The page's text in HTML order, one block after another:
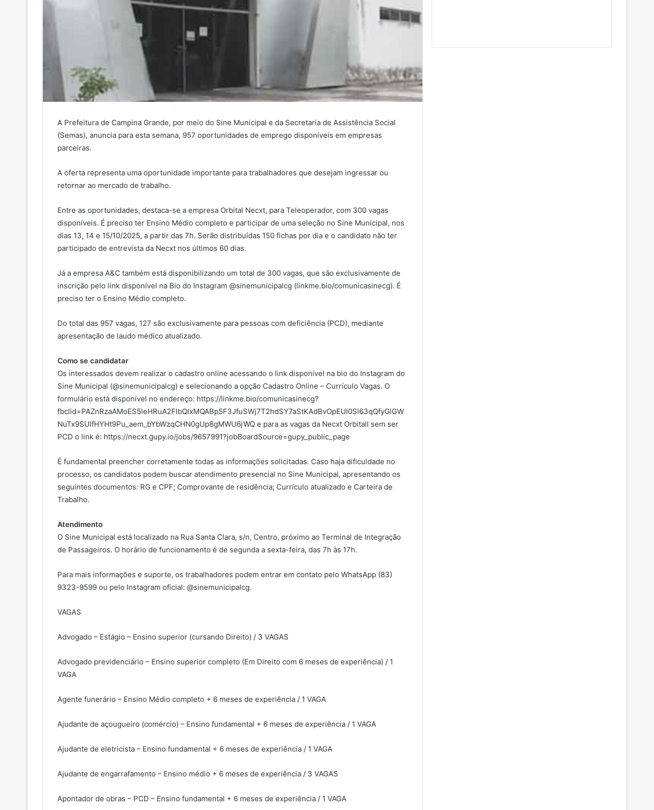
A Prefeitura de Campina Grande, por meio do Sine Municipal e da Secretaria de Assistência Social
(Semas), anuncia para esta semana, 957 oportunidades de emprego disponíveis em empresas
parceiras.
A oferta representa uma oportunidade importante para trabalhadores que desejam ingressar ou
retornar ao mercado de trabalho.
Entre as oportunidades, destaca-se a empresa Orbital Necxt, para Teleoperador, com 300 vagas
disponíveis. É preciso ter Ensino Médio completo e participar de uma seleção no Sine Municipal, nos
dias 13, 14 e 15/10/2025, a partir das 7h. Serão distribuídas 150 fichas por dia e o candidato não ter
participado de entrevista da Necxt nos últimos 60 dias.
Já a empresa A&C também está disponibilizando um total de 300 vagas, que são exclusivamente de
inscrição pelo link disponível na Bio do Instagram @sinemunicipalcg (linkme.bio/comunicasinecg). É
preciso ter o Ensino Médio completo.
Do total das 957 vagas, 127 são exclusivamente para pessoas com deficiência (PCD), mediante
apresentação de laudo médico atualizado.
Como se candidatar
Os interessados devem realizar o cadastro online acessando o link disponível na bio do Instagram do
Sine Municipal (@sinemunicipalcg) e selecionando a opção Cadastro Online – Currículo Vagas. O
formulário está disponível no endereço: https://linkme.bio/comunicasinecg?
fbclid=PAZnRzaAMoES5leHRuA2FlbQIxMQABp5F3JfuSWj7T2hdSY7aStKAdBvOpEUI0Sl63qQfyGlGW
NuTx9SUlfHYHt9Pu_aem_bYbWzqCHN0gUp8gMWU6jWQ e para as vagas da Necxt Orbitall sem ser
PCD o link é: https://necxt.gupy.io/jobs/9657991?jobBoardSource=gupy_public_page
É fundamental preencher corretamente todas as informações solicitadas. Caso haja dificuldade no
processo, os candidatos podem buscar atendimento presencial no Sine Municipal, apresentando os
seguintes documentos: RG e CPF; Comprovante de residência; Currículo atualizado e Carteira de
Trabalho.
Atendimento
O Sine Municipal está localizado na Rua Santa Clara, s/n, Centro, próximo ao Terminal de Integração
de Passageiros. O horário de funcionamento é de segunda a sexta-feira, das 7h às 17h.
Para mais informações e suporte, os trabalhadores podem entrar em contato pelo WhatsApp (83)
9323-9599 ou pelo Instagram oficial: @sinemunicipalcg.
VAGAS
Advogado – Estágio – Ensino superior (cursando Direito) / 3 VAGAS
Advogado previdenciário – Ensino superior completo (Em Direito com 6 meses de experiência) / 1
VAGA
Agente funerário – Ensino Médio completo + 6 meses de experiência / 1 VAGA
Ajudante de açougueiro (comércio) – Ensino fundamental + 6 meses de experiência / 1 VAGA
Ajudante de eletricista – Ensino fundamental + 6 meses de experiência / 1 VAGA
Ajudante de engarrafamento – Ensino médio + 6 meses de experiência / 3 VAGAS
Apontador de obras – PCD – Ensino fundamental + 6 meses de experiência / 1 VAGA